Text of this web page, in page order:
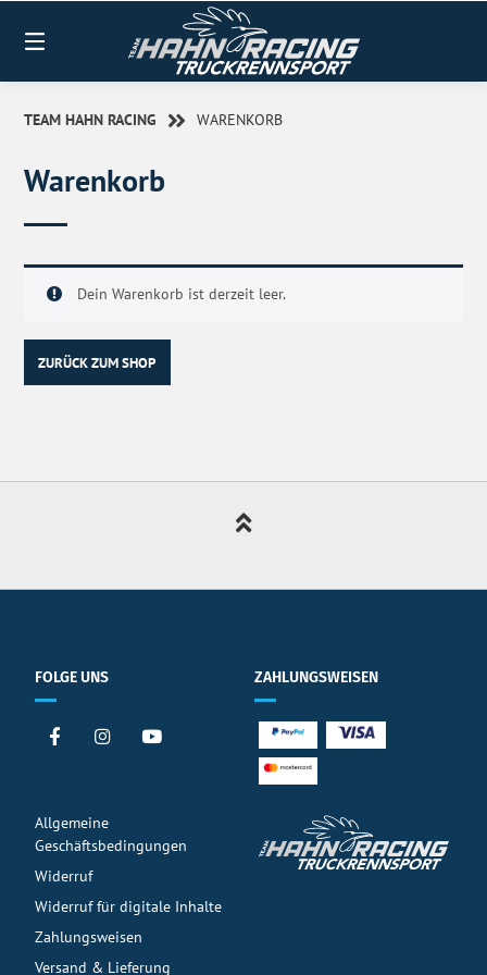
TEAM HAHN RACING WARENKORB
Warenkorb
Dein Warenkorb ist derzeit leer.
ZURÜCK ZUM SHOP
FOLGE UNS ZAHLUNGSWEISEN
Allgemeine
Geschäftsbedingungen
Widerruf
Widerruf für digitale Inhalte
Zahlungsweisen
Versand & Lieferung